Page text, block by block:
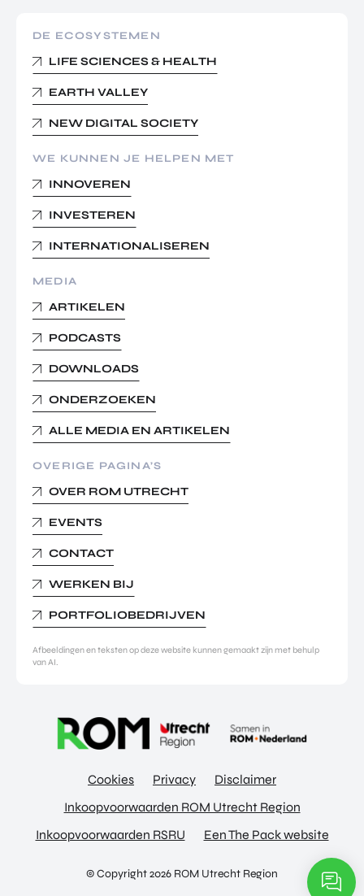
DE ECOSYSTEMEN
LIFE SCIENCES & HEALTH
EARTH VALLEY
NEW DIGITAL SOCIETY
WE KUNNEN JE HELPEN MET
INNOVEREN
INVESTEREN
INTERNATIONALISEREN
MEDIA
ARTIKELEN
PODCASTS
DOWNLOADS
ONDERZOEKEN
ALLE MEDIA EN ARTIKELEN
OVERIGE PAGINA’S
OVER ROM UTRECHT
EVENTS
CONTACT
WERKEN BIJ
PORTFOLIOBEDRIJVEN
Afbeeldingen en teksten op deze website kunnen gemaakt zijn met behulp
van AI.
Cookies Privacy
Disclaimer
Inkoopvoorwaarden ROM Utrecht Region
Inkoopvoorwaarden RSRU
Een The Pack website
© Copyright 2026 ROM Utrecht Region